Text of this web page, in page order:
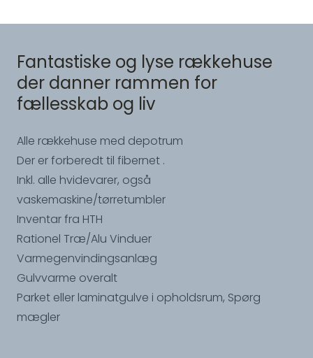
Fantastiske og lyse rækkehuse
der danner rammen for
fællesskab og liv
Alle rækkehuse med depotrum
Der er forberedt til fibernet .
Inkl. alle hvidevarer, også
vaskemaskine/tørretumbler
Inventar fra HTH
Rationel Træ/Alu Vinduer
Varmegenvindingsanlæg
Gulvvarme overalt
Parket eller laminatgulve i opholdsrum, Spørg
mægler